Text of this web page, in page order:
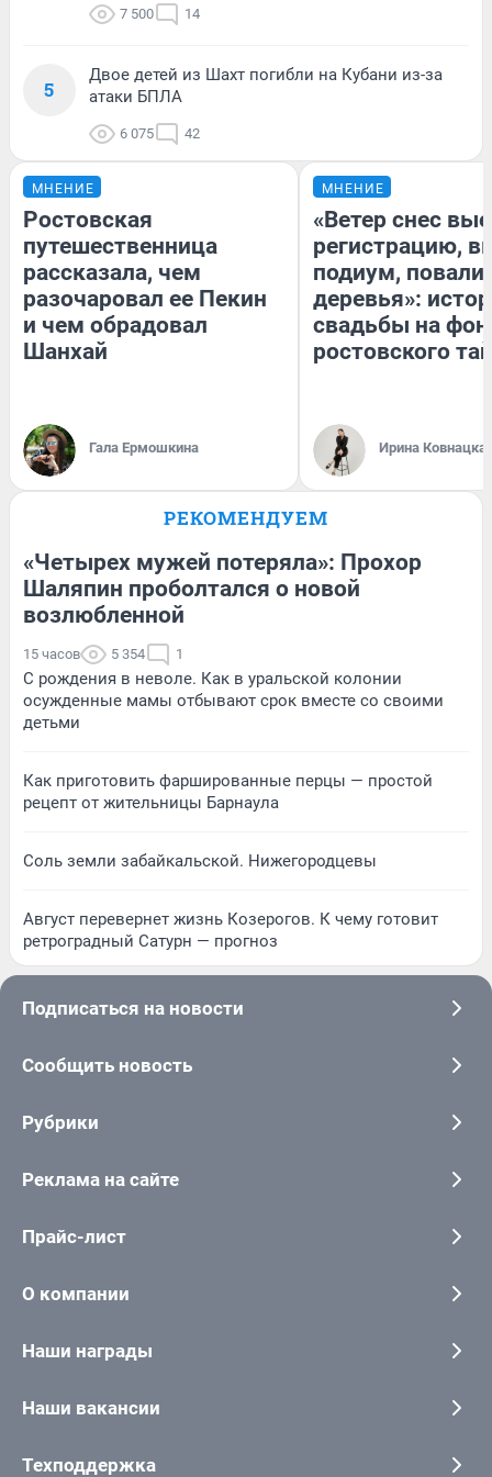
7 500 14
5
Двое детей из Шахт погибли на Кубани из-за
атаки БПЛА
6 075 42
МНЕНИЕ
Ростовская
путешественница
рассказала, чем
разочаровал ее Пекин
и чем обрадовал
Шанхай
Гала Ермошкина
МНЕНИЕ
«Ветер снес
регистрацию,
подиум,
деревья»:
свадьбы на
ростовского
Ирина
РЕКОМЕНДУЕМ
«Четырех мужей потеряла»: Прохор
Шаляпин проболтался о новой
возлюбленной
15 часов 5 354 1
С рождения в неволе. Как в уральской колонии
осужденные мамы отбывают срок вместе со своими
детьми
Как приготовить фаршированные перцы — простой
рецепт от жительницы Барнаула
Соль земли забайкальской. Нижегородцевы
Август перевернет жизнь Козерогов. К чему готовит
ретроградный Сатурн — прогноз
Подписаться на новости
Сообщить новость
Рубрики
Реклама на сайте
Прайс-лист
О компании
Наши награды
Наши вакансии
Техподдержка